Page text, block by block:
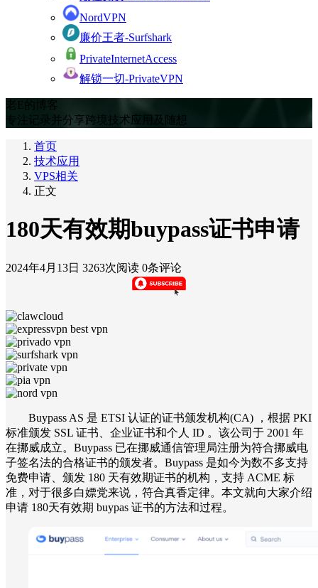
NordVPN
廉价王者-Surfshark
PrivateInternetAccess
解锁一切-PrivateVPN
老E的博客
专注记录并分享跨境技术应用及随想
首页
技术应用
VPS相关
正文
180天有效期buypass证书申请
2024年4月13日 3263次阅读 0条评论
Buypass AS 是 ETSI 认证的证书颁发机构(CA) ，根据 PKI
标准颁发 SSL 证书、企业证书和个人 ID 。该公司于 2001 年
在挪威成立。Buypass 已在挪威通信管理局注册为符合挪威电
子签名法的合格证书的颁发者。Buypass 是如今为数不多支持
免费申请、颁发 180 天有效期证书的机构，支持 ACME 标
准，对于很多白嫖党来说，符合真香定律。本文就向大家介绍
申请 180天有效期 buypas 证书的方法和过程。